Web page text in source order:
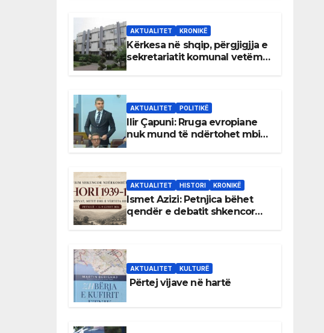
AKTUALITET KRONIKË
Kërkesa në shqip, përgjigjja e
sekretariatit komunal vetëm
AKTUALITET POLITIKË
Ilir Çapuni: Rruga evropiane
nuk mund të ndërtohet mbi
AKTUALITET HISTORI KRONIKË
Ismet Azizi: Petnjica bëhet
qendër e debatit shkencor
AKTUALITET KULTURË
Përtej vijave në hartë